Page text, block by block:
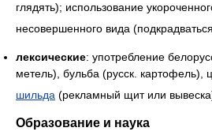
глядять); использование
несовершенного вида
лексические: употребление
метель), бульба (русск. картофель),
шильда (рекламный щит или
Образование и наука